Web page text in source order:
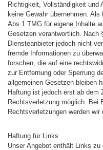
Richtigkeit, Vollständigkeit und
keine Gewähr übernehmen.
Abs.1 TMG für eigene Inhalte
Gesetzen verantwortlich. Nach
Diensteanbieter jedoch nicht
fremde Informationen zu
forschen, die auf eine
zur Entfernung oder Sperrung
allgemeinen Gesetzen bleiben
Haftung ist jedoch erst ab dem
Rechtsverletzung möglich. Bei
Rechtsverletzungen werden
Haftung für Links
Unser Angebot enthält Links